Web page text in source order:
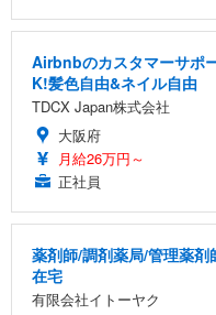
Airbnbのカスタマーサポ
K!髪色自由&ネイル自由
TDCX Japan株式会社
大阪府
月給26万円～
正社員
薬剤師/調剤薬局/管理薬
在宅
有限会社イトーヤク